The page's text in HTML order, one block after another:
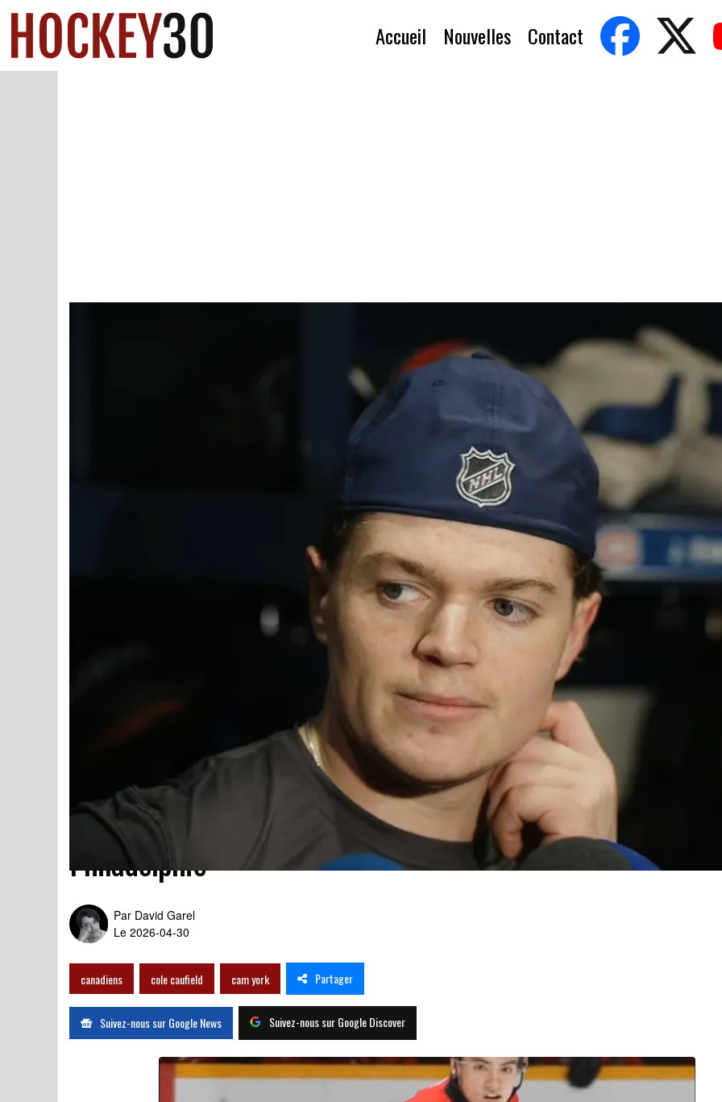
Accueil Nouvelles Contact
Pire scénario pour Cole Caufield: une mauvaise nouvelle de
Philadelphie
Par David Garel
Le 2026-04-30
canadiens cole caufield cam york Partager
Suivez-nous sur Google News Suivez-nous sur Google Discover